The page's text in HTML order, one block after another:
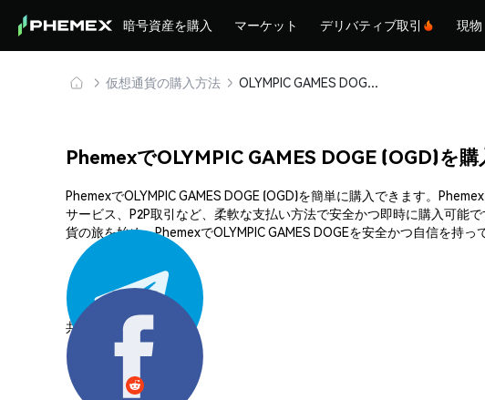
暗号資産を購入 マーケット デリバティブ取引 現物
仮想通貨の購入方法 OLYMPIC GAMES DOGE (OGD) を安全に購入・保管
PhemexでOLYMPIC GAMES DOGE (OGD)を
PhemexでOLYMPIC GAMES DOGE (OGD)を簡単に購入できます。
サービス、P2P取引など、柔軟な支払い方法で安全かつ即時に購入可能
貨の旅を始め、PhemexでOLYMPIC GAMES DOGEを安全かつ自信を持っ
共有する: